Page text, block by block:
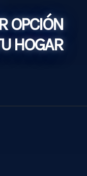
OPCIÓN
HOGAR